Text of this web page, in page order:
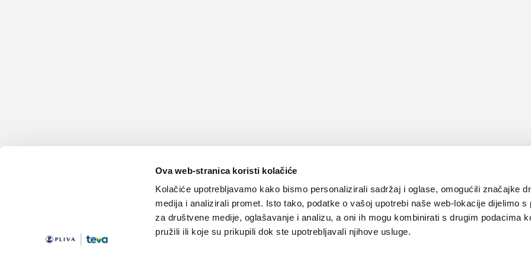
Ova web-stranica koristi kolačiće
Kolačiće upotrebljavamo kako bismo personalizirali sadržaj i oglase, omogućili značajke
medija i analizirali promet. Isto tako, podatke o vašoj upotrebi naše web-lokacije dijelimo s
za društvene medije, oglašavanje i analizu, a oni ih mogu kombinirati s drugim podacima
pružili ili koje su prikupili dok ste upotrebljavali njihove usluge.